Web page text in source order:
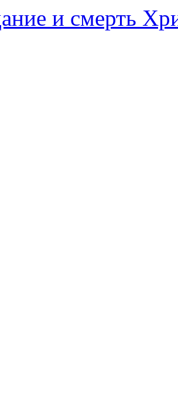
и смерть